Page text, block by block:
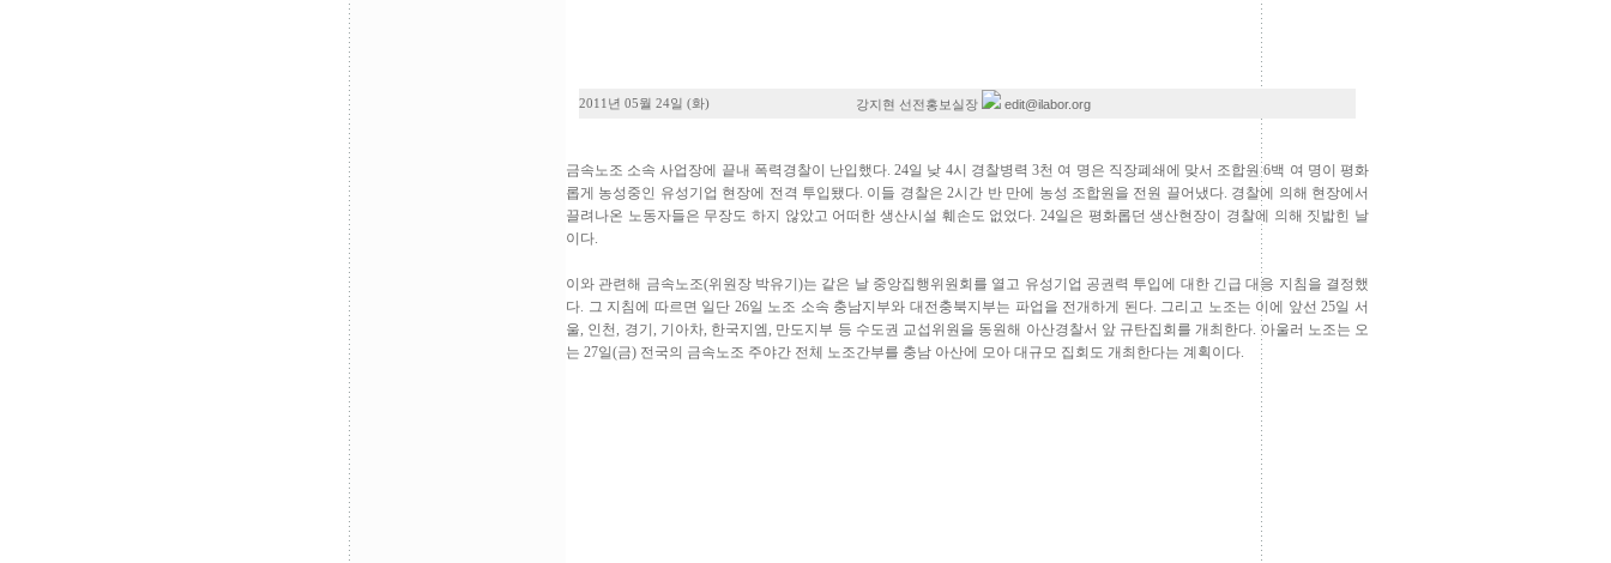
2011년 05월 24일 (화) 강지현 선전홍보실장 edit@ilabor.org
금속노조 소속 사업장에 끝내 폭력경찰이 난입했다. 24일 낮 4시 경찰병력 3천 여 명은 직장폐쇄에 맞서 조합원 6백 여 명이 평화
롭게 농성중인 유성기업 현장에 전격 투입됐다. 이들 경찰은 2시간 반 만에 농성 조합원을 전원 끌어냈다. 경찰에 의해 현장에서
끌려나온 노동자들은 무장도 하지 않았고 어떠한 생산시설 훼손도 없었다. 24일은 평화롭던 생산현장이 경찰에 의해 짓밟힌 날
이다.
이와 관련해 금속노조(위원장 박유기)는 같은 날 중앙집행위원회를 열고 유성기업 공권력 투입에 대한 긴급 대응 지침을 결정했
다. 그 지침에 따르면 일단 26일 노조 소속 충남지부와 대전충북지부는 파업을 전개하게 된다. 그리고 노조는 이에 앞선 25일 서
울, 인천, 경기, 기아차, 한국지엠, 만도지부 등 수도권 교섭위원을 동원해 아산경찰서 앞 규탄집회를 개최한다. 아울러 노조는 오
는 27일(금) 전국의 금속노조 주야간 전체 노조간부를 충남 아산에 모아 대규모 집회도 개최한다는 계획이다.